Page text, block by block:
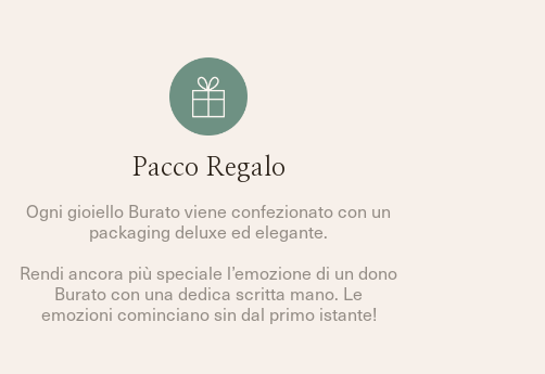
Pacco Regalo
Ogni gioiello Burato viene confezionato con un
packaging deluxe ed elegante.
Rendi ancora più speciale l’emozione di un dono
Burato con una dedica scritta mano. Le
emozioni cominciano sin dal primo istante!